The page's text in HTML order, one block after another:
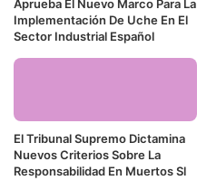
Aprueba El Nuevo Marco Para La
Implementación De Uche En El
Sector Industrial Español
El Tribunal Supremo Dictamina
Nuevos Criterios Sobre La
Responsabilidad En Muertos Sl